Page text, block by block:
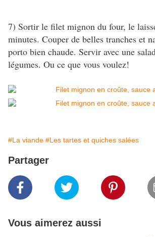
7) Sortir le filet mignon du four, le
minutes. Couper de belles tranches et
porto bien chaude. Servir avec une
légumes. Ou ce que vous voulez!
#La viande #Les tartes et quiches salées
Partager
Vous aimerez aussi